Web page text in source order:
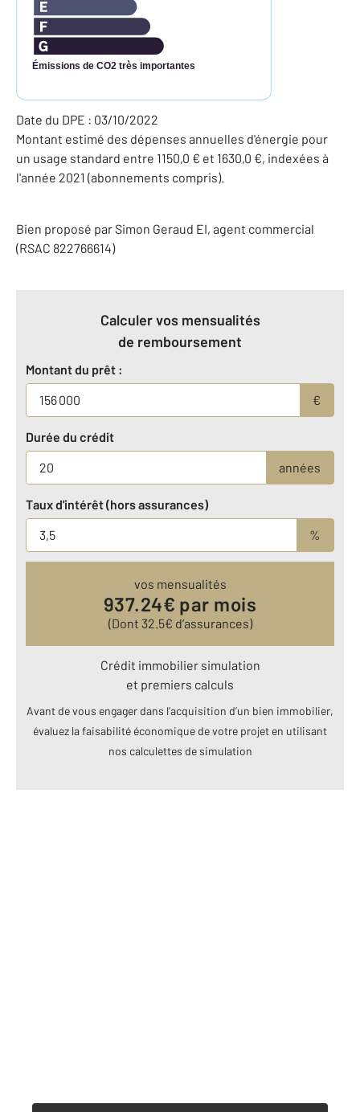
Émissions de CO2 très importantes
Date du DPE : 03/10/2022
Montant estimé des dépenses annuelles d'énergie pour
un usage standard entre 1150,0 € et 1630,0 €, indexées à
l'année 2021 (abonnements compris).
Bien proposé parSimon Geraud EI, agent commercial
(RSAC 822766614)
Calculer vos mensualités
de remboursement
Montant du prêt :
€
Durée du crédit
années
Taux d'intérêt (hors assurances)
%
vos mensualités
937.24€ par mois
(Dont 32.5€ d’assurances)
Crédit immobilier simulation
et premiers calculs
Avant de vous engager dans l’acquisition d’un bien immobilier,
évaluez la faisabilité économique de votre projet en utilisant
nos calculettes de simulation